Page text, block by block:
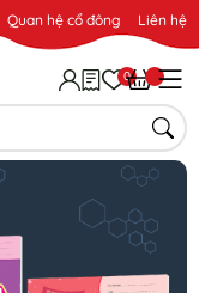
Quan hệ cổ đông Liên hệ
0